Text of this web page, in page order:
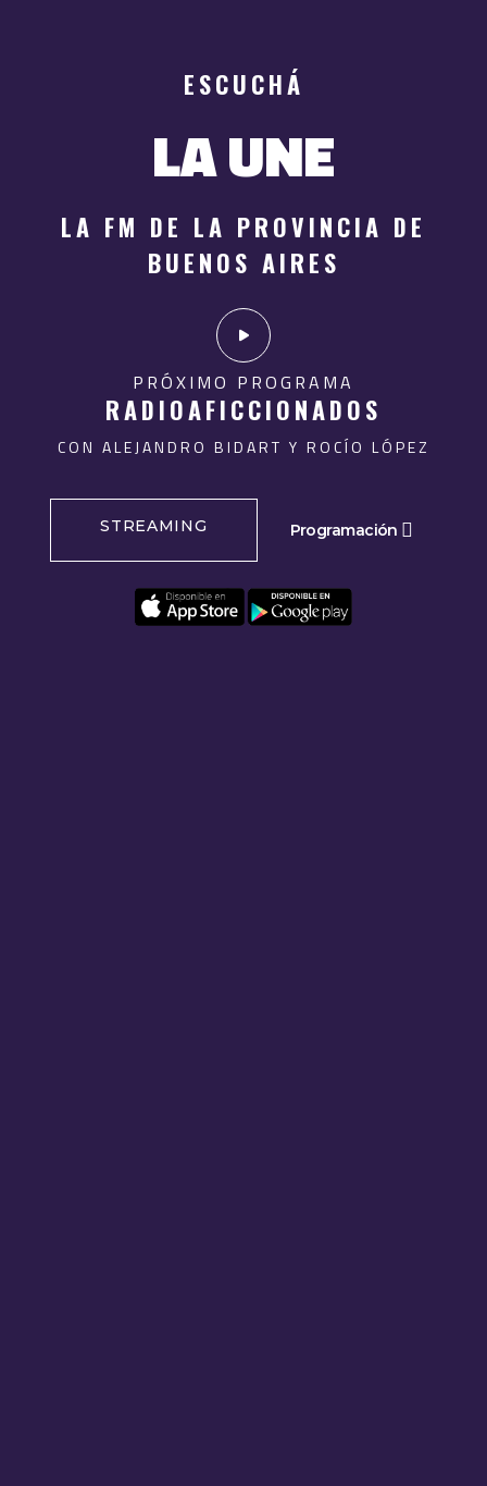
ESCUCHÁ
LA UNE
LA FM DE LA PROVINCIA DE
BUENOS AIRES
PRÓXIMO PROGRAMA
RADIOAFICCIONADOS
CON ALEJANDRO BIDART Y ROCÍO LÓPEZ
STREAMING Programación